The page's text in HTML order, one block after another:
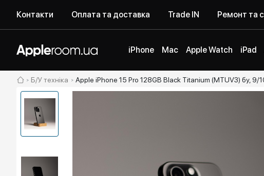
Контакти Оплата та доставка Trade IN Ремонт та
iPhone Mac Apple Watch iPad
Б/У техніка Apple iPhone 15 Pro 128GB Black Titanium (MTUV3) бу, 9/